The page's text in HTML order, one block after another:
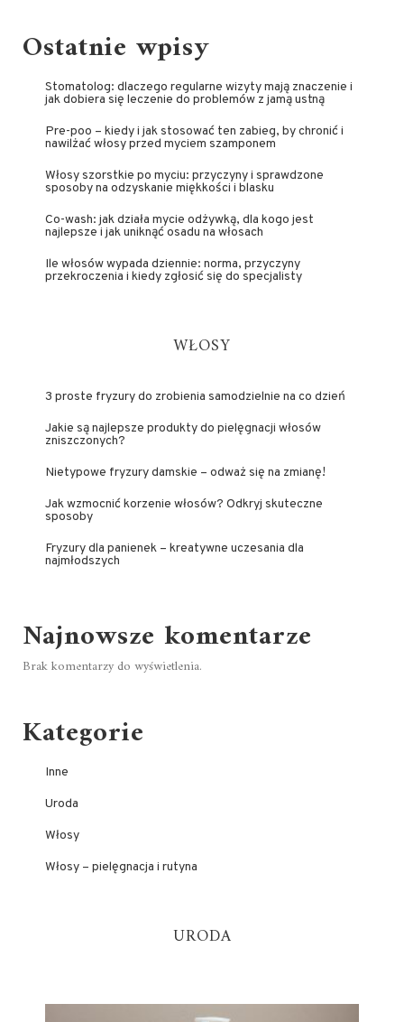
Ostatnie wpisy
Stomatolog: dlaczego regularne wizyty mają znaczenie i
jak dobiera się leczenie do problemów z jamą ustną
Pre-poo – kiedy i jak stosować ten zabieg, by chronić i
nawilżać włosy przed myciem szamponem
Włosy szorstkie po myciu: przyczyny i sprawdzone
sposoby na odzyskanie miękkości i blasku
Co-wash: jak działa mycie odżywką, dla kogo jest
najlepsze i jak uniknąć osadu na włosach
Ile włosów wypada dziennie: norma, przyczyny
przekroczenia i kiedy zgłosić się do specjalisty
WŁOSY
3 proste fryzury do zrobienia samodzielnie na co dzień
Jakie są najlepsze produkty do pielęgnacji włosów
zniszczonych?
Nietypowe fryzury damskie – odważ się na zmianę!
Jak wzmocnić korzenie włosów? Odkryj skuteczne
sposoby
Fryzury dla panienek – kreatywne uczesania dla
najmłodszych
Najnowsze komentarze
Brak komentarzy do wyświetlenia.
Kategorie
Inne
Uroda
Włosy
Włosy – pielęgnacja i rutyna
URODA